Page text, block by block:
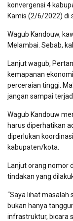
konvergensi 4
Kamis (2/6/2022) di
Wagub Kandouw,
Melambai. Sebab,
Lanjut wagub,
kemapanan
perceraian tinggi.
jangan sampai
Wagub Kandouw
harus diperhatikan
diperlukan
kabupaten/kota.
Lanjut orang nomor
tindakan yang
“Saya lihat masalah
bukan hanya
infrastruktur, bicara